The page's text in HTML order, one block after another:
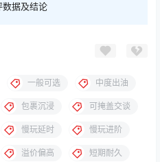
数据及结论
一般可选 中度出油
包裹沉浸 可掩盖交谈
慢玩延时 慢玩进阶
溢价偏高 短期耐久